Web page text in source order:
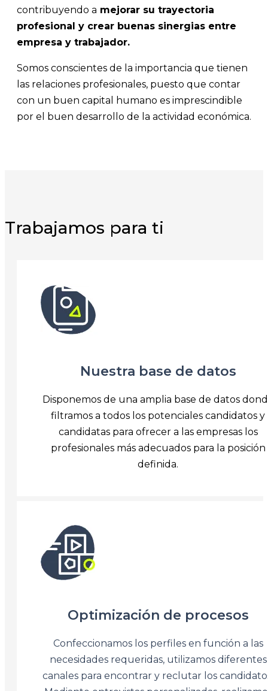
contribuyendo a mejorar su trayectoria
profesional y crear buenas sinergias entre
empresa y trabajador.
Somos conscientes de la importancia que tienen
las relaciones profesionales, puesto que contar
con un buen capital humano es imprescindible
por el buen desarrollo de la actividad económica.
Trabajamos para ti
Nuestra base de datos
Disponemos de una amplia base de datos
filtramos a todos los potenciales candidatos y
candidatas para ofrecer a las empresas los
profesionales más adecuados para la posición
definida.
Optimización de procesos
Confeccionamos los perfiles en función a las
necesidades requeridas, utilizamos diferentes
canales para encontrar y reclutar los